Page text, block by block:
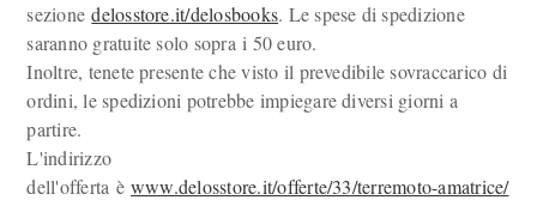
sezionedelosstore.it/delosbooks. Le spese di spedizione
saranno gratuite solo sopra i 50 euro.
Inoltre, tenete presente che visto il prevedibile sovraccarico di
ordini, le spedizioni potrebbe impiegare diversi giorni a
partire.
L'indirizzo
dell'offerta èwww.delosstore.it/offerte/33/terremoto-amatrice/